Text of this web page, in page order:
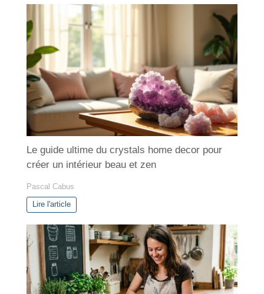
t
o
e
s
Le guide ultime du crystals home decor pour
créer un intérieur beau et zen
Pascal Cabus
Lire l'article